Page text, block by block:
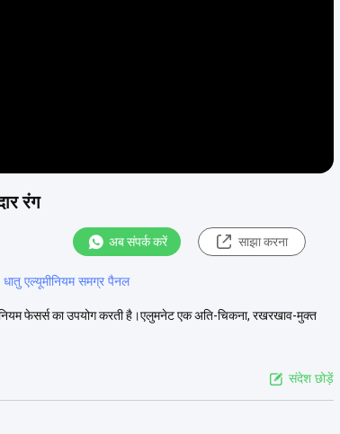
रंग
अब संपर्क करें साझा करना
एल्यूमीनियम समग्र पैनल
फेसर्स का उपयोग करती है।एलुमनेट एक अति-चिकना, रखरखाव-मुक्त
संदेश छोड़ें